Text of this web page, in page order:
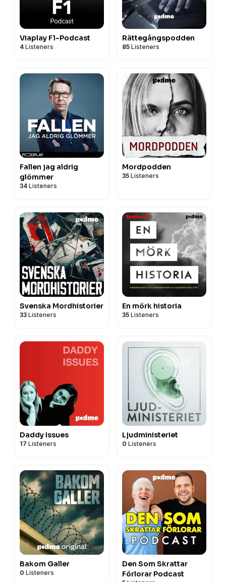
utan reklam på Podme. Signa upp dig på podme.com -
de första fjorton dagarna är gratis. Ladda sedan ner
Podme-appen i Appstore eller Google Play.
Viaplay F1-Podcast
4 Listeners
Rättegångspodden
85 Listeners
Fallen jag aldrig
glömmer
34 Listeners
Mordpodden
35 Listeners
Svenska Mordhistorier
33 Listeners
En mörk historia
35 Listeners
Daddy Issues
17 Listeners
Ljudministeriet
0 Listeners
Bakom Galler
0 Listeners
Den Som Skrattar
Förlorar Podcast